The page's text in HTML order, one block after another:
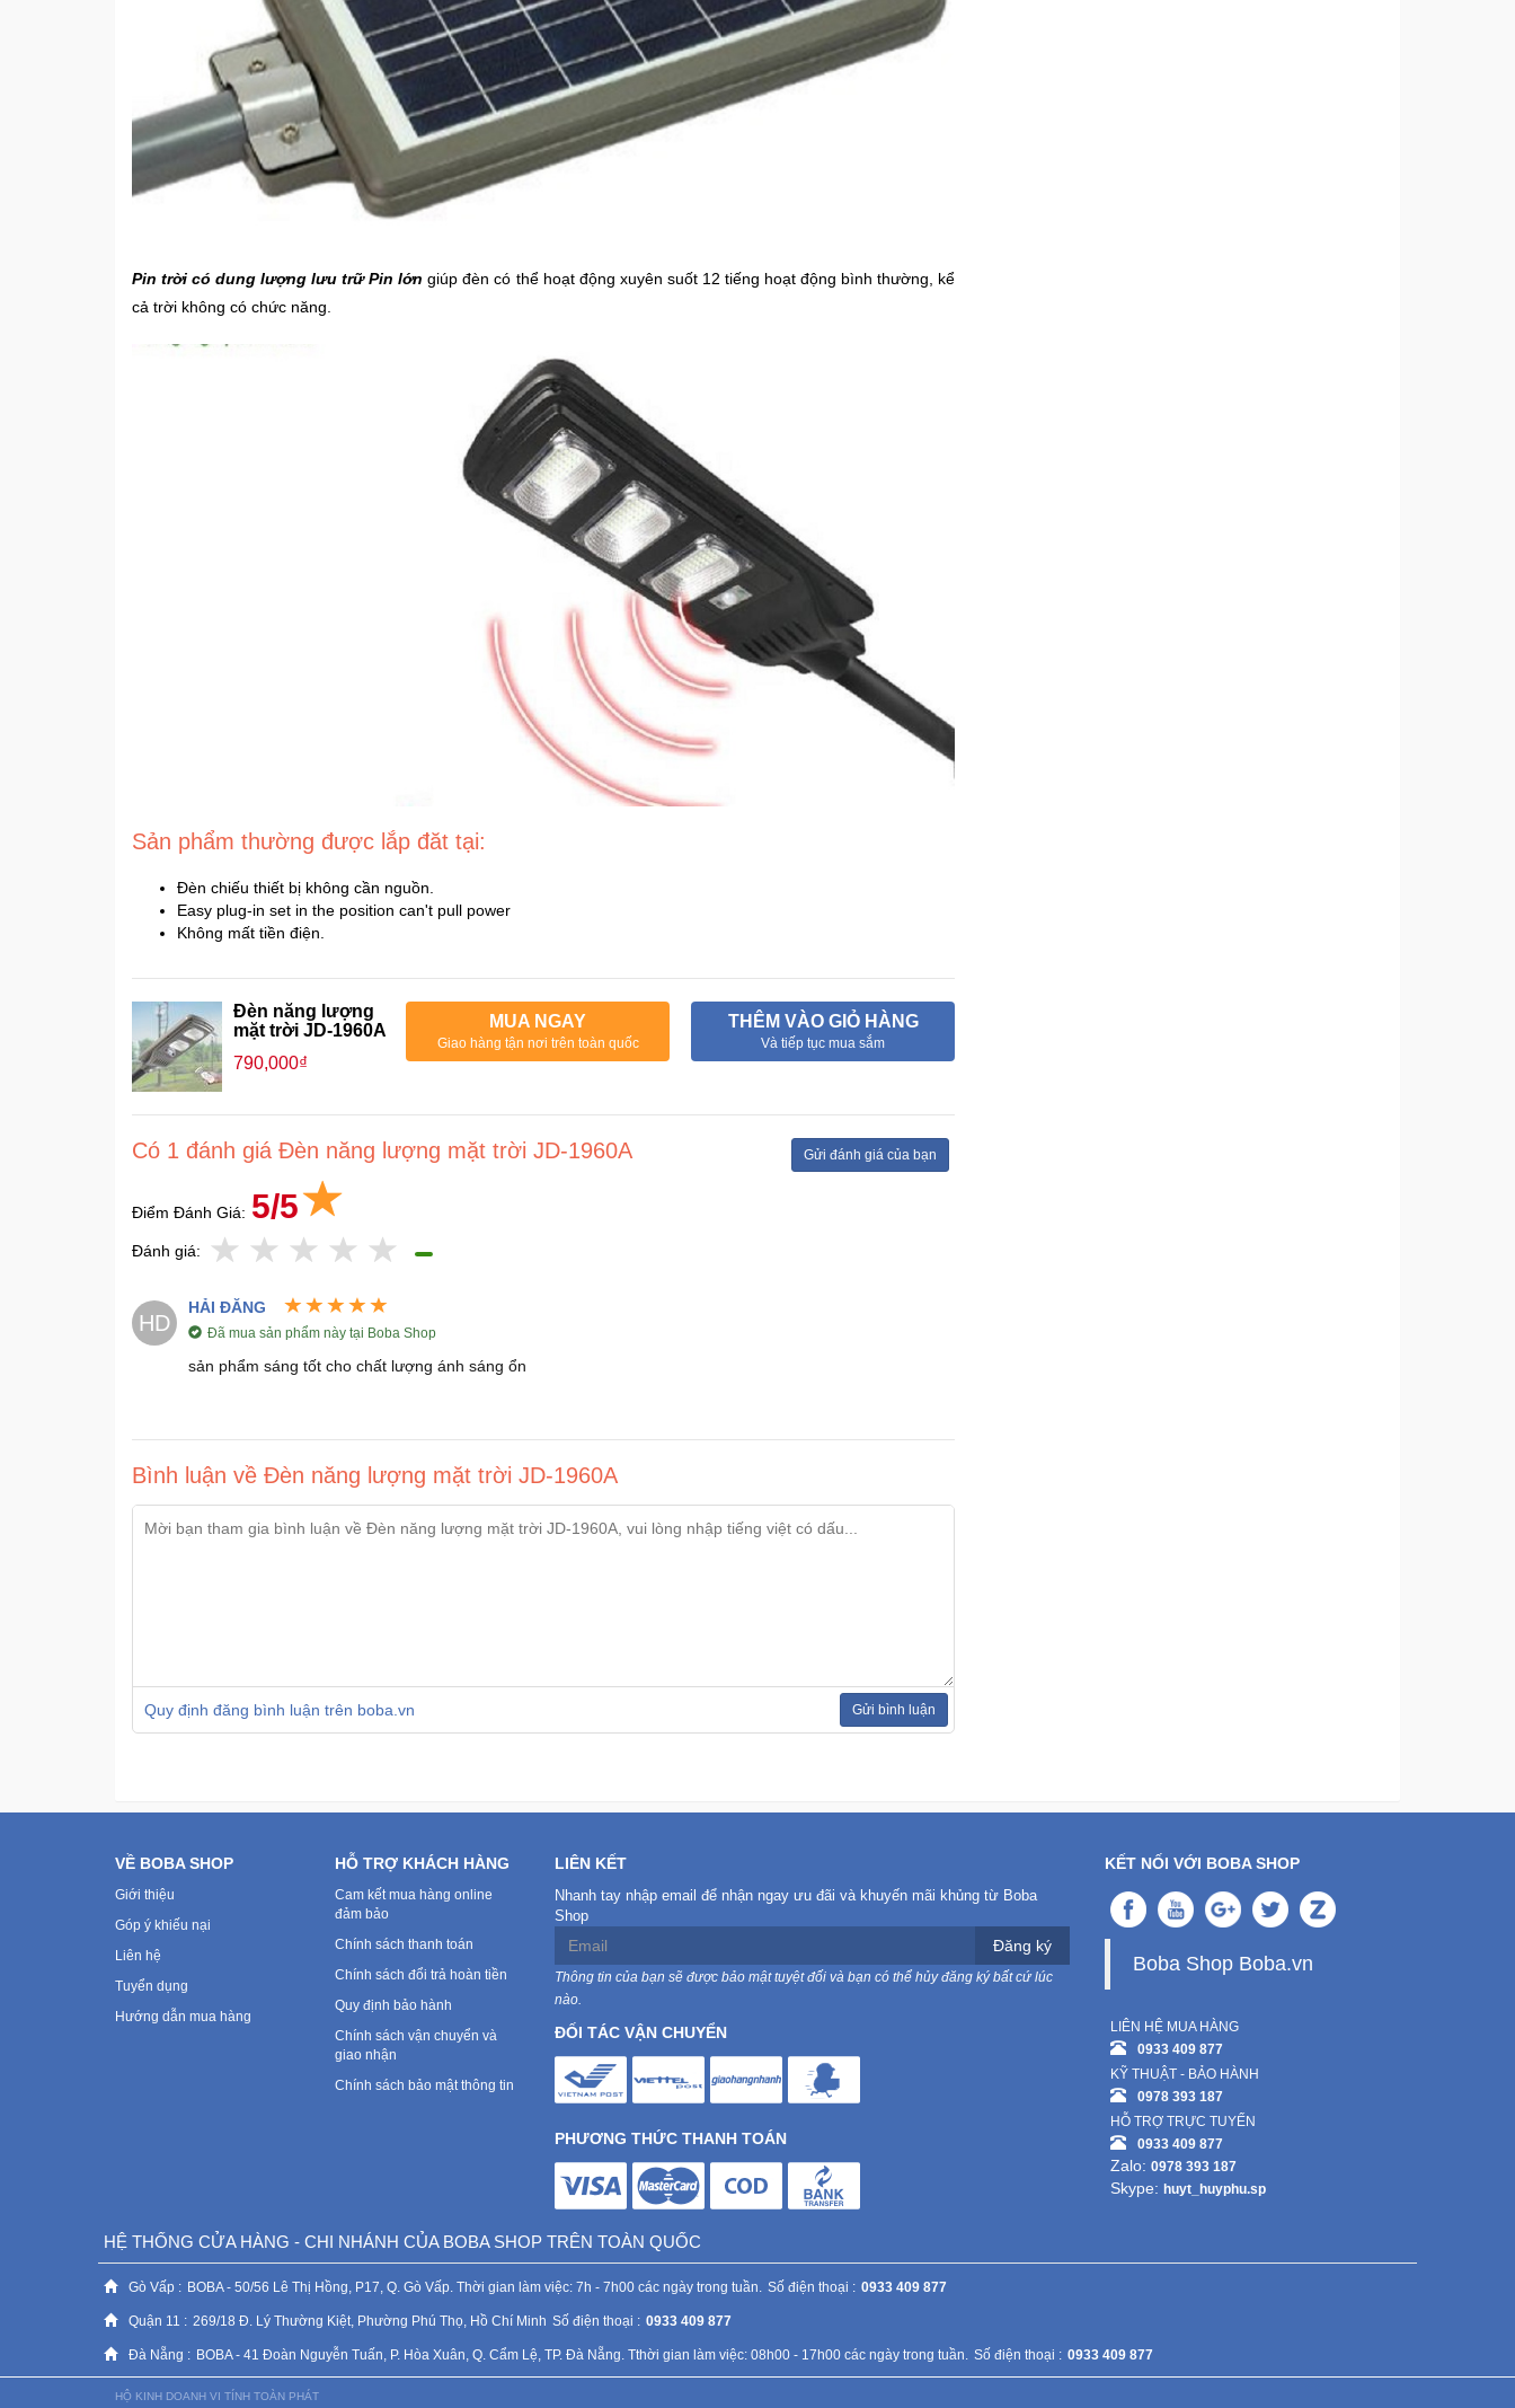
Pin trời có dung lượng lưu trữ Pin lớn giúp đèn có thể hoạt động xuyên suốt 12 tiếng hoạt động bình thường, kể
cả trời không có chức năng.
Sản phẩm thường được lắp đăt tại:
Đèn chiếu thiết bị không cần nguồn.
Easy plug-in set in the position can't pull power
Không mất tiền điện.
Đèn năng lượng
mặt trời JD-1960A
790,000₫
MUA NGAY
Giao hàng tận nơi trên toàn quốc
THÊM VÀO GIỎ HÀNG
Và tiếp tục mua sắm
Có 1 đánh giá Đèn năng lượng mặt trời JD-1960A Gửi đánh giá của bạn
Điểm Đánh Giá: 5/5
Đánh giá:
HD
HẢI ĐĂNG
Đã mua sản phẩm này tại Boba Shop
sản phẩm sáng tốt cho chất lượng ánh sáng ổn
Bình luận về Đèn năng lượng mặt trời JD-1960A
Quy định đăng bình luận trên boba.vn Gửi bình luận
VỀ BOBA SHOP
Giới thiệu
Góp ý khiếu nại
Liên hệ
Tuyển dụng
Hướng dẫn mua hàng
HỖ TRỢ KHÁCH HÀNG
Cam kết mua hàng online
đảm bảo
Chính sách thanh toán
Chính sách đổi trả hoàn tiền
Quy định bảo hành
Chính sách vận chuyển và
giao nhận
Chính sách bảo mật thông tin
LIÊN KẾT
Nhanh tay nhập email để nhận ngay ưu đãi và khuyến mãi khủng từ Boba
Shop
Đăng ký
Thông tin của bạn sẽ được bảo mật tuyệt đối và bạn có thể hủy đăng ký bất cứ lúc
nào.
ĐỐI TÁC VẬN CHUYỂN
PHƯƠNG THỨC THANH TOÁN
KẾT NỐI VỚI BOBA SHOP
Boba Shop Boba.vn
LIÊN HỆ MUA HÀNG
0933 409 877
KỸ THUẬT - BẢO HÀNH
0978 393 187
HỖ TRỢ TRỰC TUYẾN
0933 409 877
Zalo: 0978 393 187
Skype: huyt_huyphu.sp
HỆ THỐNG CỬA HÀNG - CHI NHÁNH CỦA BOBA SHOP TRÊN TOÀN QUỐC
Gò Vấp : BOBA - 50/56 Lê Thị Hồng, P17, Q. Gò Vấp. Thời gian làm việc: 7h - 7h00 các ngày trong tuần. Số điện thoại : 0933 409 877
Quận 11 : 269/18 Đ. Lý Thường Kiệt, Phường Phú Thọ, Hồ Chí Minh Số điện thoại : 0933 409 877
Đà Nẵng : BOBA - 41 Đoàn Nguyễn Tuấn, P. Hòa Xuân, Q. Cẩm Lệ, TP. Đà Nẵng. Tthời gian làm việc: 08h00 - 17h00 các ngày trong tuần. Số điện thoại : 0933 409 877
HỘ KINH DOANH VI TÍNH TOÀN PHÁT